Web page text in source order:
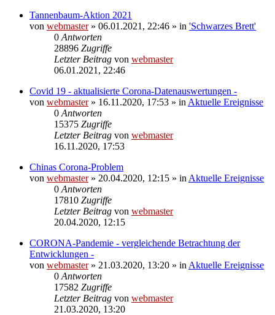
Tannenbaum-Aktion 2021
von webmaster» 06.01.2021, 22:46 » in 'Schwarzes Brett'
0 Antworten
28896 Zugriffe
Letzter Beitrag von webmaster
06.01.2021, 22:46
Covid 19 - aktualisierte Corona-Datenauswertungen -
von webmaster» 16.11.2020, 17:53 » in Aktuelle Ereignisse
0 Antworten
15375 Zugriffe
Letzter Beitrag von webmaster
16.11.2020, 17:53
Chinas Corona-Problem
von webmaster» 20.04.2020, 12:15 » in Aktuelle Ereignisse
0 Antworten
17810 Zugriffe
Letzter Beitrag von webmaster
20.04.2020, 12:15
CORONA-Pandemie - vergleichende Betrachtung der
Entwicklungen -
von webmaster» 21.03.2020, 13:20 » in Aktuelle Ereignisse
0 Antworten
17582 Zugriffe
Letzter Beitrag von webmaster
21.03.2020, 13:20